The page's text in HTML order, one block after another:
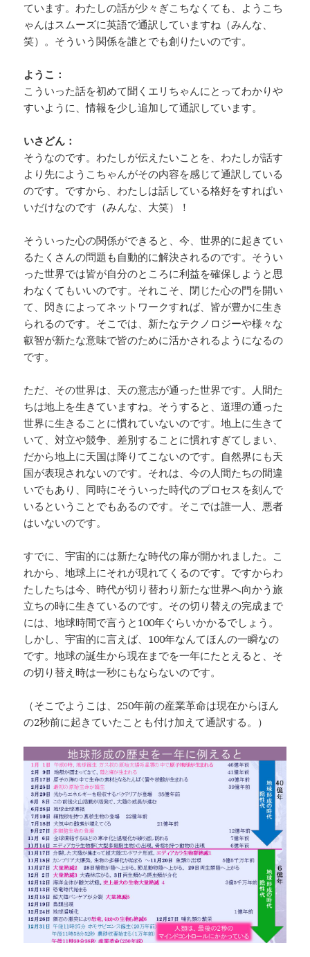
ています。わたしの話が少々ぎこちなくても、ようこち
ゃんはスムーズに英語で通訳していますね（みんな、
笑）。そういう関係を誰とでも創りたいのです。
ようこ：
こういった話を初めて聞くエリちゃんにとってわかりや
すいように、情報を少し追加して通訳しています。
いさどん：
そうなのです。わたしが伝えたいことを、わたしが話す
より先にようこちゃんがその内容を感じて通訳している
のです。ですから、わたしは話している格好をすればい
いだけなのです（みんな、大笑）！
そういった心の関係ができると、今、世界的に起きてい
るたくさんの問題も自動的に解決されるのです。そうい
った世界では皆が自分のところに利益を確保しようと思
わなくてもいいのです。それこそ、閉じた心の門を開い
て、閃きによってネットワークすれば、皆が豊かに生き
られるのです。そこでは、新たなテクノロジーや様々な
叡智が新たな意味で皆のために活かされるようになるの
です。
ただ、その世界は、天の意志が通った世界です。人間た
ちは地上を生きていますね。そうすると、道理の通った
世界に生きることに慣れていないのです。地上に生きて
いて、対立や競争、差別することに慣れすぎてしまい、
だから地上に天国は降りてこないのです。自然界にも天
国が表現されないのです。それは、今の人間たちの間違
いでもあり、同時にそういった時代のプロセスを刻んで
いるということでもあるのです。そこでは誰一人、悪者
はいないのです。
すでに、宇宙的には新たな時代の扉が開かれました。こ
れから、地球上にそれが現れてくるのです。ですからわ
たしたちは今、時代が切り替わり新たな世界へ向かう旅
立ちの時に生きているのです。その切り替えの完成まで
には、地球時間で言うと100年ぐらいかかるでしょう。
しかし、宇宙的に言えば、100年なんてほんの一瞬なの
です。地球の誕生から現在までを一年にたとえると、そ
の切り替え時は一秒にもならないのです。
（そこでようこは、250年前の産業革命は現在からほん
の2秒前に起きていたことも付け加えて通訳する。）